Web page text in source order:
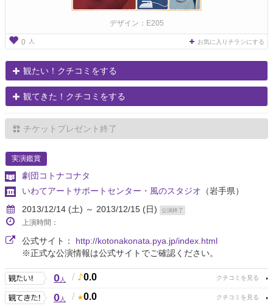
デザイン：E205
0 人 お気に入りチラシにする
観たい！クチコミをする
観てきた！クチコミをする
チケットプレゼント終了
実演鑑賞
劇団コトナコナタ
いわてアートサポートセンター・風のスタジオ （岩手県）
2013/12/14 (土) ～ 2013/12/15 (日)
公演終了
上演時間：
公式サイト： http://kotonakonata.pya.jp/index.html
※正式な公演情報は公式サイトでご確認ください。
0人 / 0.0
0人 / 0.0